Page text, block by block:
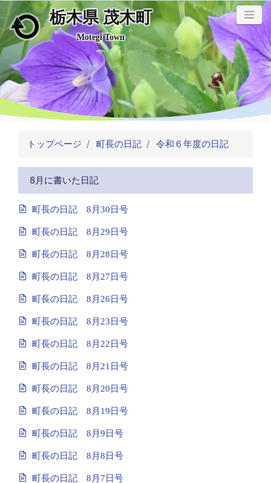
メインコンテンツにスキップ
栃木県 茂木町
Motegi Town
トップページ 町長の日記 令和６年度の日記
8月に書いた日記
町長の日記 8月30日号
町長の日記 8月29日号
町長の日記 8月28日号
町長の日記 8月27日号
町長の日記 8月26日号
町長の日記 8月23日号
町長の日記 8月22日号
町長の日記 8月21日号
町長の日記 8月20日号
町長の日記 8月19日号
町長の日記 8月9日号
町長の日記 8月8日号
町長の日記 8月7日号